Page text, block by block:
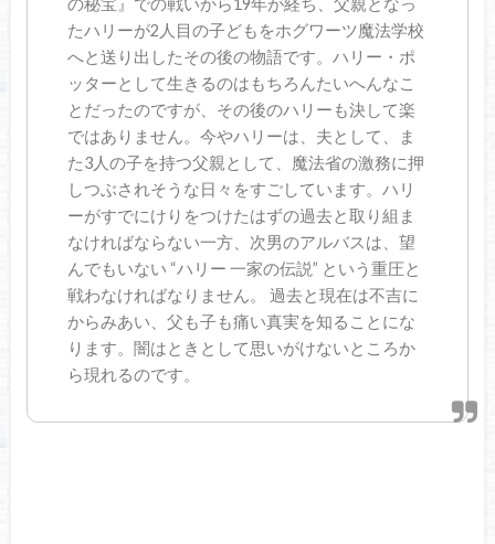
たハリーが2人目の子どもをホグワーツ魔法学校
へと送り出したその後の物語です。ハリー・ポ
ッターとして生きるのはもちろんたいへんなこ
とだったのですが、その後のハリーも決して楽
ではありません。今やハリーは、夫として、ま
た3人の子を持つ父親として、魔法省の激務に押
しつぶされそうな日々をすごしています。ハリ
ーがすでにけりをつけたはずの過去と取り組ま
なければならない一方、次男のアルバスは、望
んでもいない “ハリー 一家の伝説” という重圧と
戦わなければなりません。 過去と現在は不吉に
からみあい、父も子も痛い真実を知ることにな
ります。闇はときとして思いがけないところか
ら現れるのです。